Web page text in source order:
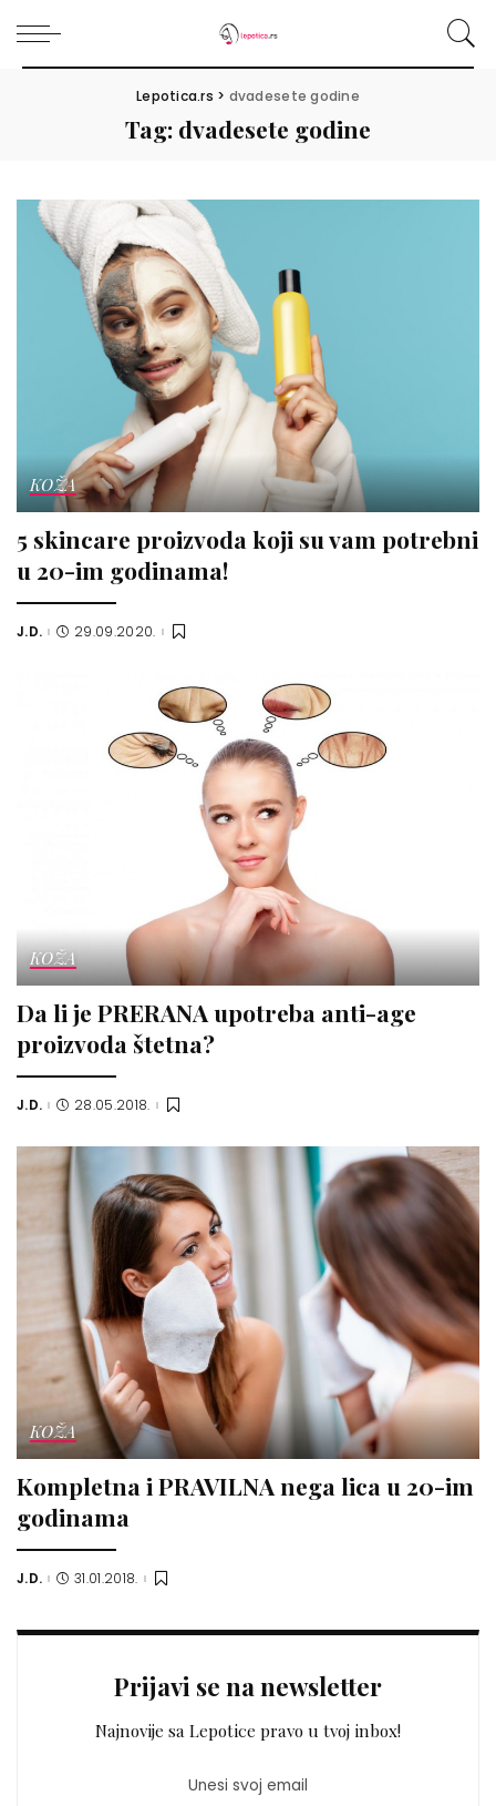
Lepotica.rs > dvadesete godine
Tag: dvadesete godine
KOŽA
5 skincare proizvoda koji su vam potrebni
u 20-im godinama!
Posted
J.D. 29.09.2020.
KOŽA
Da li je PRERANA upotreba anti-age
proizvoda štetna?
Posted
J.D. 28.05.2018.
KOŽA
Kompletna i PRAVILNA nega lica u 20-im
godinama
Posted
J.D. 31.01.2018.
Prijavi se na newsletter
Najnovije sa Lepotice pravo u tvoj inbox!